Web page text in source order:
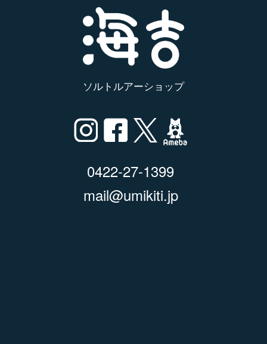
ソルトルアーショップ
0422-27-1399
mail@umikiti.jp